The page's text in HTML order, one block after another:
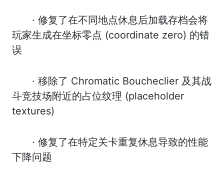
· 修复了在不同地点休息后加载存档会将
玩家生成在坐标零点 (coordinate zero) 的错
误
· 移除了 Chromatic Boucheclier 及其战
斗竞技场附近的占位纹理 (placeholder
textures)
· 修复了在特定关卡重复休息导致的性能
下降问题